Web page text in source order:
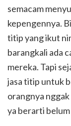
semacam
kepengennya.
titip yang ikut
barangkali ada
mereka. Tapi
jasa titip untuk
orangnya
ya berarti